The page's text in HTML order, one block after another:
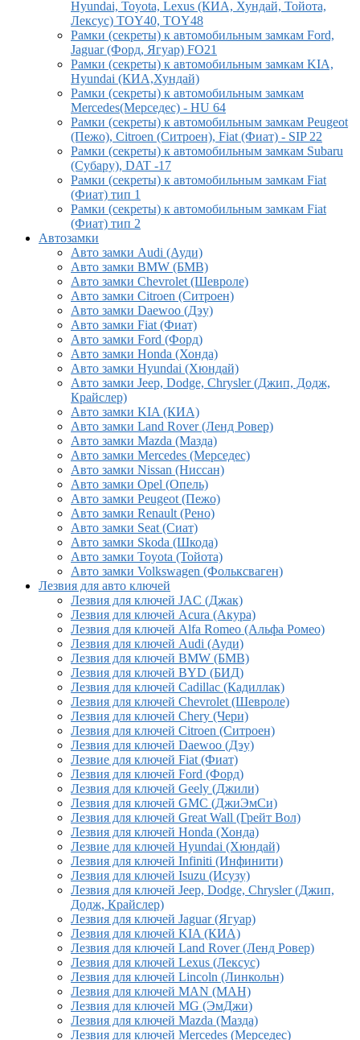
Hyundai, Toyota, Lexus (КИА, Хундай, Тойота,
Лексус) TOY40, TOY48
Рамки (секреты) к автомобильным замкам Ford,
Jaguar (Форд, Ягуар) FO21
Рамки (секреты) к автомобильным замкам KIA,
Hyundai (КИА,Хундай)
Рамки (секреты) к автомобильным замкам
Mercedes(Мерседес) - HU 64
Рамки (секреты) к автомобильным замкам Peugeot
(Пежо), Citroen (Ситроен), Fiat (Фиат) - SIP 22
Рамки (секреты) к автомобильным замкам Subaru
(Субару), DAT -17
Рамки (секреты) к автомобильным замкам Fiat
(Фиат) тип 1
Рамки (секреты) к автомобильным замкам Fiat
(Фиат) тип 2
Автозамки
Авто замки Audi (Ауди)
Авто замки BMW (БМВ)
Авто замки Chevrolet (Шевроле)
Авто замки Citroen (Ситроен)
Авто замки Daewoo (Дэу)
Авто замки Fiat (Фиат)
Авто замки Ford (Форд)
Авто замки Honda (Хонда)
Авто замки Hyundai (Хюндай)
Авто замки Jeep, Dodge, Chrysler (Джип, Додж,
Крайслер)
Авто замки KIA (КИА)
Авто замки Land Rover (Ленд Ровер)
Авто замки Mazda (Мазда)
Авто замки Mercedes (Мерседес)
Авто замки Nissan (Ниссан)
Авто замки Opel (Опель)
Авто замки Peugeot (Пежо)
Авто замки Renault (Рено)
Авто замки Seat (Сиат)
Авто замки Skoda (Шкода)
Авто замки Toyota (Тойота)
Авто замки Volkswagen (Фольксваген)
Лезвия для авто ключей
Лезвия для ключей JAC (Джак)
Лезвия для ключей Acura (Акура)
Лезвия для ключей Alfa Romeo (Альфа Ромео)
Лезвия для ключей Audi (Ауди)
Лезвия для ключей BMW (БМВ)
Лезвия для ключей BYD (БИД)
Лезвия для ключей Cadillac (Кадиллак)
Лезвия для ключей Chevrolet (Шевроле)
Лезвия для ключей Chery (Чери)
Лезвия для ключей Citroen (Ситроен)
Лезвия для ключей Daewoo (Дэу)
Лезвие для ключей Fiat (Фиат)
Лезвия для ключей Ford (Форд)
Лезвия для ключей Geely (Джили)
Лезвия для ключей GMC (ДжиЭмСи)
Лезвия для ключей Great Wall (Грейт Вол)
Лезвия для ключей Honda (Хонда)
Лезвие для ключей Hyundai (Хюндай)
Лезвия для ключей Infiniti (Инфинити)
Лезвия для ключей Isuzu (Исузу)
Лезвия для ключей Jeep, Dodge, Chrysler (Джип,
Додж, Крайслер)
Лезвия для ключей Jaguar (Ягуар)
Лезвия для ключей KIA (КИА)
Лезвия для ключей Land Rover (Ленд Ровер)
Лезвия для ключей Lexus (Лексус)
Лезвия для ключей Lincoln (Линкольн)
Лезвия для ключей MAN (МАН)
Лезвия для ключей MG (ЭмДжи)
Лезвия для ключей Mazda (Мазда)
Лезвия для ключей Mercedes (Мерседес)